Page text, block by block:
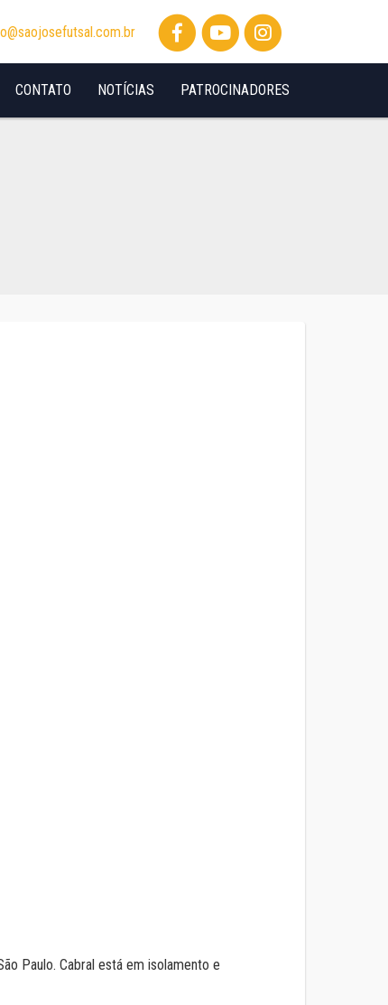
PATROCINADORES
NOTÍCIAS
CONTATO
Paulo. Cabral está em isolamento e